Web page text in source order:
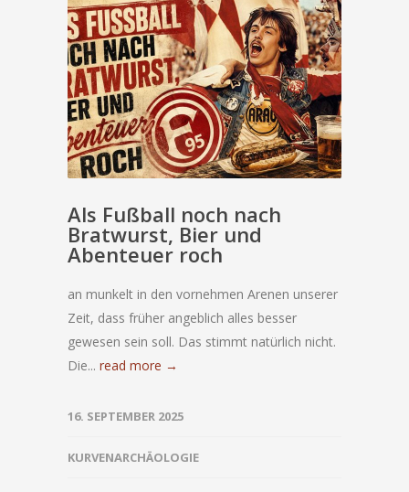
Als Fußball noch nach
Bratwurst, Bier und
Abenteuer roch
an munkelt in den vornehmen Arenen unserer
Zeit, dass früher angeblich alles besser
gewesen sein soll. Das stimmt natürlich nicht.
Die... read more →
16. SEPTEMBER 2025
KURVENARCHÄOLOGIE